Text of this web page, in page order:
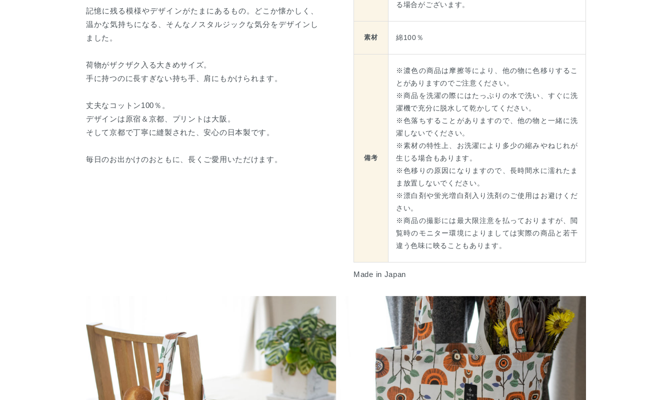
記憶に残る模様やデザインがたまにあるもの。どこか懐かしく、
温かな気持ちになる、そんなノスタルジックな気分をデザインし
ました。
荷物がザクザク入る大きめサイズ。
手に持つのに長すぎない持ち手、肩にもかけられます。
丈夫なコットン100％。
デザインは原宿＆京都、プリントは大阪。
そして京都で丁寧に縫製された、安心の日本製です。
毎日のお出かけのおともに、長くご愛用いただけます。
る場合がございます。
素材 綿100％
備考
※濃色の商品は摩擦等により、他の物に色移りするこ
とがありますのでご注意ください。
※商品を洗濯の際にはたっぷりの水で洗い、すぐに洗
濯機で充分に脱水して乾かしてください。
※色落ちすることがありますので、他の物と一緒に洗
濯しないでください。
※素材の特性上、お洗濯により多少の縮みやねじれが
生じる場合もあります。
※色移りの原因になりますので、長時間水に濡れたま
ま放置しないでください。
※漂白剤や蛍光増白剤入り洗剤のご使用はお避けくだ
さい。
※商品の撮影には最大限注意を払っておりますが、閲
覧時のモニター環境によりましては実際の商品と若干
違う色味に映ることもあります。
Made in Japan